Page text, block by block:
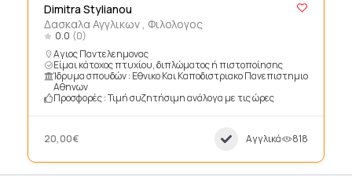
Dimitra Stylianou
Δασκαλα Αγγλικων , Φιλολογος
0.0 (0)
Αγιος Παντελεημονας
Είμαι κάτοχος πτυχίου, διπλώματος ή πιστοποίησης
Ίδρυμα σπουδών : Εθνικο Και Καποδιστριακο Πανεπιστημιο
Αθηνων
Προσφορές : Τιμή συζητήσιμη ανάλογα με τις ώρες
20,00€ Αγγλικά 818